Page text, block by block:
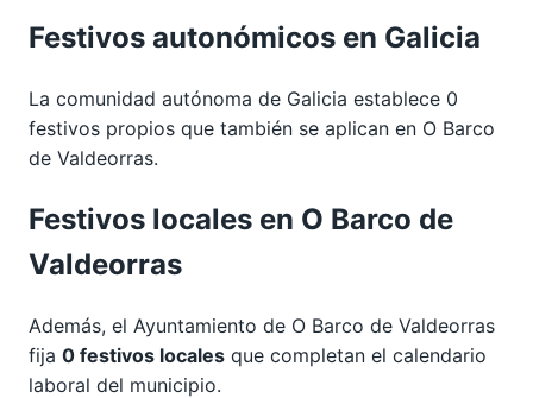
Festivos autonómicos en Galicia
La comunidad autónoma de Galicia establece 0
festivos propios que también se aplican en O Barco
de Valdeorras.
Festivos locales en O Barco de
Valdeorras
Además, el Ayuntamiento de O Barco de Valdeorras
fija 0 festivos locales que completan el calendario
laboral del municipio.